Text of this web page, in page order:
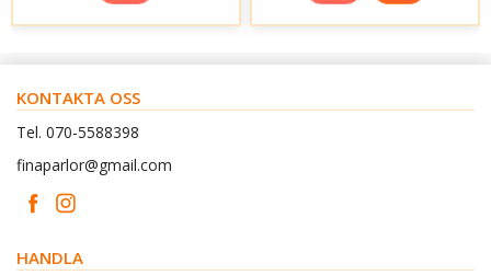
KONTAKTA OSS
Tel. 070-5588398
finaparlor@gmail.com
HANDLA